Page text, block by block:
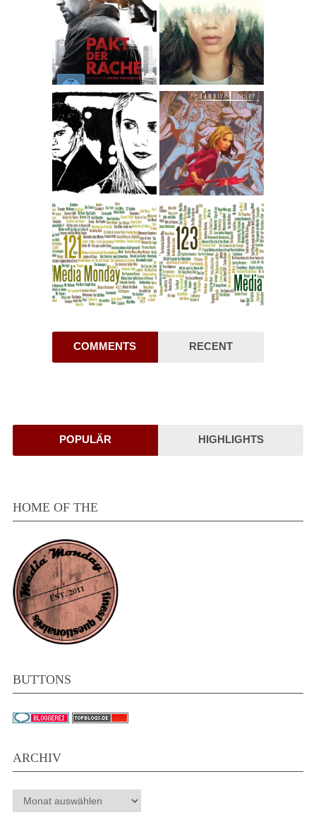
COMMENTS RECENT
POPULÄR HIGHLIGHTS
HOME OF THE
BUTTONS
ARCHIV
Archiv